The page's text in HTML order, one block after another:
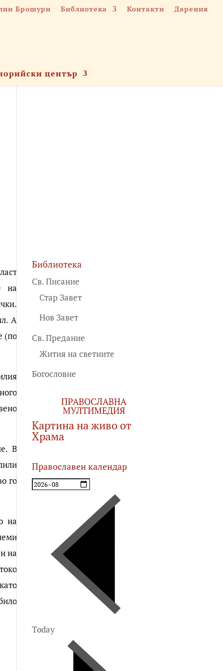
Брошури Библиотека Контакти Дарения
център
на
А
(по
В
го
на
на
Библиотека
Св. Писание
Стар Завет
Нов Завет
Св. Предание
Жития на светиите
Богословие
ПРАВОСЛАВНА
МУЛТИМЕДИЯ
Картина на живо от
Храма
Православен календар
Today